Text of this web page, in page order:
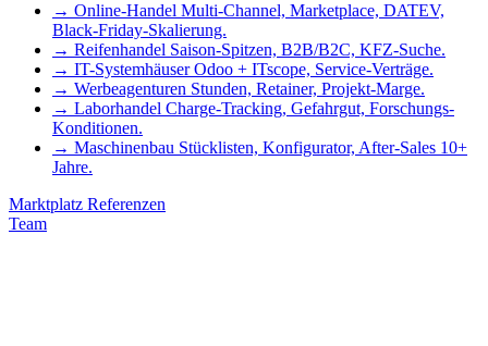
→ Online-Handel Multi-Channel, Marketplace, DATEV,
Black-Friday-Skalierung.
→ Reifenhandel Saison-Spitzen, B2B/B2C, KFZ-Suche.
→ IT-Systemhäuser Odoo + ITscope, Service-Verträge.
→ Werbeagenturen Stunden, Retainer, Projekt-Marge.
→ Laborhandel Charge-Tracking, Gefahrgut, Forschungs-
Konditionen.
→ Maschinenbau Stücklisten, Konfigurator, After-Sales 10+
Jahre.
Marktplatz Referenzen
Team